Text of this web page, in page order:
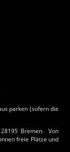
parken (sofern die
Bremen. Von
freie Plätze und